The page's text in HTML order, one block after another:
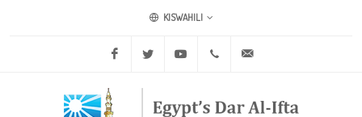
KISWAHILI
Facebook Twitter Youtube +20 2 25970400